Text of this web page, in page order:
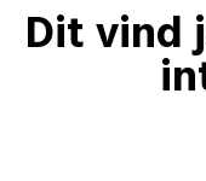
Dit vind